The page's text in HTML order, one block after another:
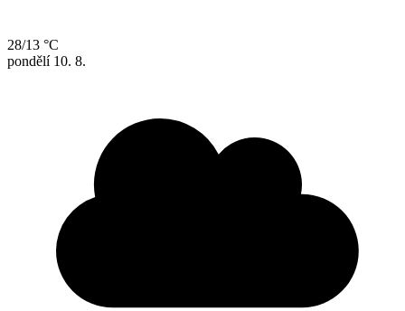
28/13 °C
pondělí 10. 8.